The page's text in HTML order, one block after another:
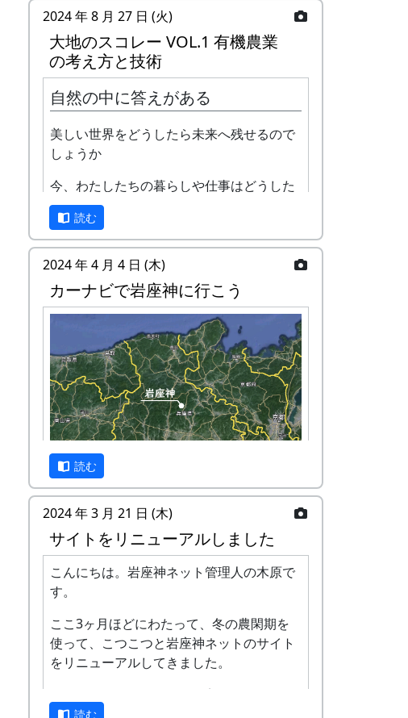
2024 年 8 月 27 日 (火)
大地のスコレー VOL.1 有機農業
の考え方と技術
自然の中に答えがある
美しい世界をどうしたら未来へ残せるので
しょうか
今、わたしたちの暮らしや仕事はどうした
ら もう一度自然との繋がりを取り戻せるの
でしょうか
その答えはきっと自然の中にある。
「大地のスコレー」は様々な講師を招き 自
然と共に暮らすこれからの生き方を学ぶ場
VOL.1 有機農業の考え方と技術
「自然には仕組みがある」
有機という言葉をたどっていくと、そんな
る。 畑におこる様々な問題に根源的なアプ
ローチで解決していく美しい農業のあり方
を学びます。 これから冬野菜のはじまりの
季節。種まき、肥料作り、畝作りなど具体
的な栽培方法もお話しいただきます。 ここ
で学んだ知識をぜひそれぞれの畑で実践し
ていただけたら幸いです。
神戸大学名誉教授。 有機農業研究の第一人
者として農業経営・地域活性分野で活躍。
読む
2024 年 4 月 4 日 (木)
カーナビで岩座神に行こう
残念ながら、公共交通機関で岩座神に来る
のは、とっても大変です。最寄りの鉄道の
駅 ( JR 西脇市駅 ) から車で 1時間弱、最寄
りのバス停から徒歩で1時間強かかりま
カーナビを使って車でおいで下さい。カー
ナビは、高価な車載型でなく、 スマートフ
またはキーワードで目的地を設定したら、
読む
2024 年 3 月 21 日 (木)
サイトをリニューアルしました
こんにちは。岩座神ネット管理人の木原で
す。
ここ3ヶ月ほどにわたって、冬の農閑期を
使って、こつこつと岩座神ネットのサイト
をリニューアルしてきました。
2024年3月21日現在、まだ完全ではありま
せんが、旧サイトで閲覧することが出来た
読む